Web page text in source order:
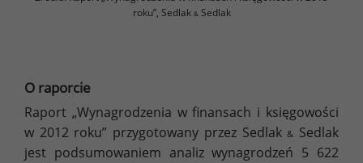
roku”, Sedlak &Sedlak
O raporcie
Raport „Wynagrodzenia w finansach i księgowości
w 2012 roku” przygotowany przez Sedlak& Sedlak
jest podsumowaniem analiz wynagrodzeń 5 622